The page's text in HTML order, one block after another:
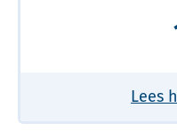
Lees